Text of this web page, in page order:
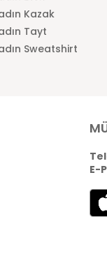
Kazak
Tayt
Sweatshirt
E-